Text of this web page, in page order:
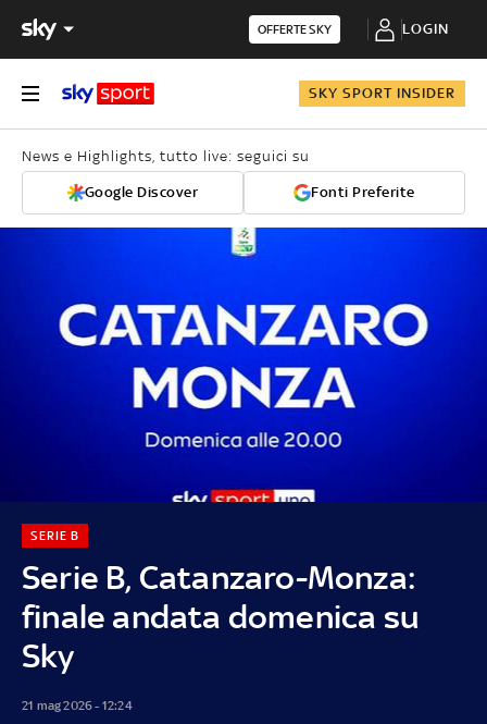
OFFERTE SKY LOGIN
SKY SPORT INSIDER
News e Highlights, tutto live: seguici su
Google Discover Fonti Preferite
Serie B, Catanzaro-Monza:
finale andata domenica su
Sky
SERIE B
21 mag 2026 - 12:24